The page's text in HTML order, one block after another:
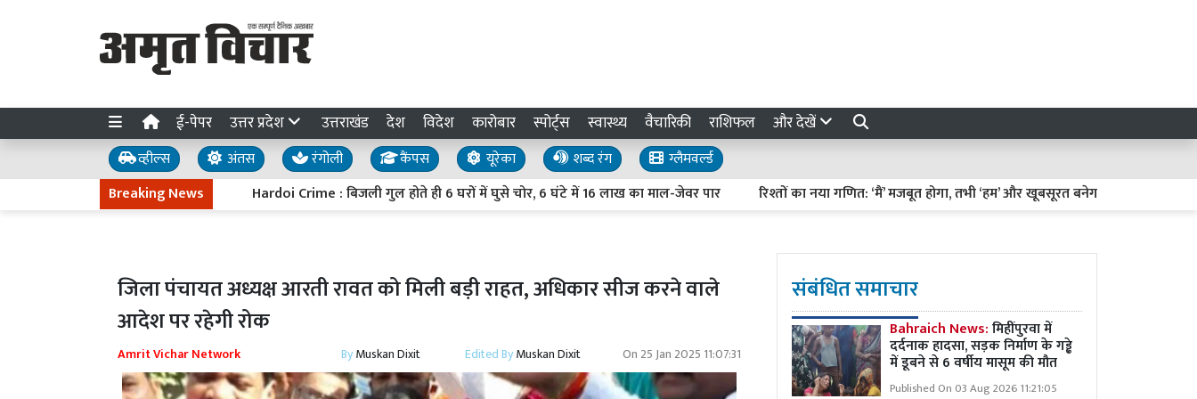
ई-पेपर उत्तर प्रदेश उत्तराखंड देश विदेश कारोबार स्पोर्ट्स स्वास्थ्य वैचारिकी राशिफल और देखें
व्हील्स अंतस रंगोली कैंपस यूरेका शब्द रंग
ग्लैमवर्ल्ड
Breaking News
Hardoi Crime : बिजली गुल होते ही 6 घरों में घुसे चोर, 6 घंटे में 16 लाख का माल-जेवर पार रिश्तों का नया गणित: ‘मैं’ मजबूत होगा, तभी ‘हम’ और खूबसूरत बनेगा
जिला पंचायत अध्यक्ष आरती रावत को मिली बड़ी राहत, अधिकार सीज करने वाले
आदेश पर रहेगी रोक
Amrit Vichar Network ByMuskan Dixit Edited ByMuskan Dixit On 25 Jan 2025 11:07:31
संबंधित समाचार
Bahraich News:मिहींपुरवा में
दर्दनाक हादसा, सड़क निर्माण के गड्ढे
में डूबने से 6 वर्षीय मासूम की मौत
Published On 03 Aug 2026 11:21:05